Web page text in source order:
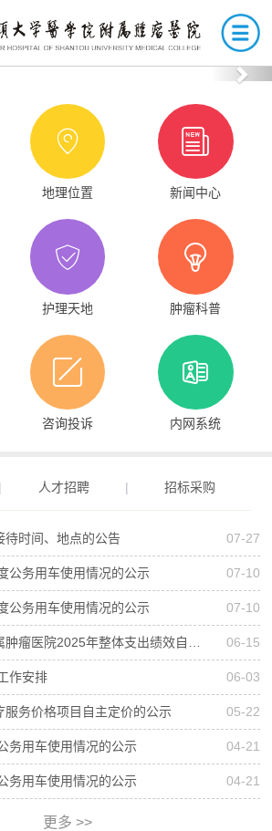
地理位置 新闻中心
护理天地 肿瘤科普
咨询投诉 内网系统
| 人才招聘 | 招标采购
待时间、地点的公告 07-27
公务用车使用情况的公示 07-10
公务用车使用情况的公示 07-10
医院2025年整体支出绩效自评报告 06-15
作安排 06-03
服务价格项目自主定价的公示 05-22
务用车使用情况的公示 04-21
务用车使用情况的公示 04-21
更多 >>